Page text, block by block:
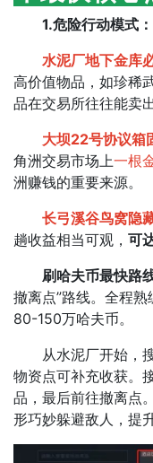
1.危险行动模式
水泥厂地下金库
高价值物品，如珍稀
品在交易所往往能卖
大坝22号协议箱
角洲交易市场上一根
洲赚钱的重要来源。​
长弓溪谷鸟窝隐
趟收益相当可观， 可
刷哈夫币最快路
撤离点”路线。全程
80-150万哈夫币。
从水泥厂开始，搜
物资点可补充收获。
品，最后前往撤离点
形巧妙躲避敌人，提